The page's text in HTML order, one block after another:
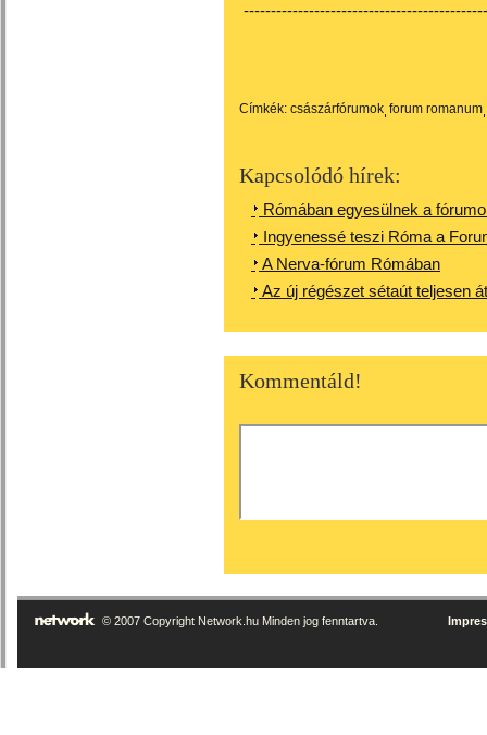
Címkék: császárfórumok forum romanum
Kapcsolódó hírek:
Rómában egyesülnek a
Ingyenessé teszi Róma a
A Nerva-fórum Rómában
Az új régészet sétaút teljesen
Kommentáld!
© 2007 Copyright Network.hu Minden jog fenntartva.